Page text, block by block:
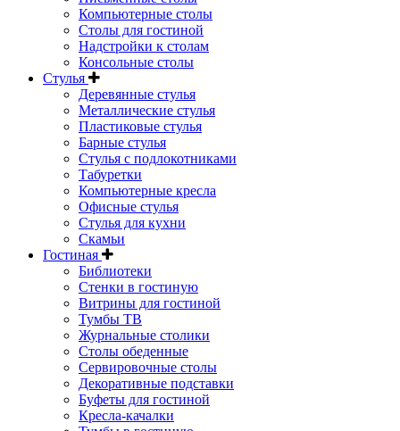
Компьютерные столы
Столы для гостиной
Надстройки к столам
Консольные столы
Стулья
Деревянные стулья
Металлические стулья
Пластиковые стулья
Барные стулья
Стулья с подлокотниками
Табуретки
Компьютерные кресла
Офисные стулья
Стулья для кухни
Скамьи
Гостиная
Библиотеки
Стенки в гостиную
Витрины для гостиной
Тумбы ТВ
Журнальные столики
Столы обеденные
Сервировочные столы
Декоративные подставки
Буфеты для гостиной
Кресла-качалки